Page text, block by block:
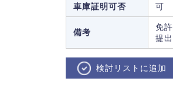
車庫証明可否 可
備考
免
提
検討リストに追加